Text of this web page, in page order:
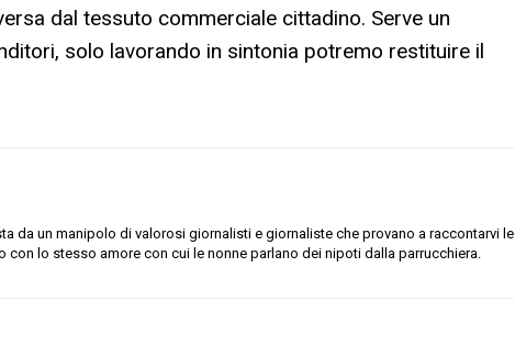
dal tessuto commerciale cittadino. Serve un
solo lavorando in sintonia potremo restituire il
da un manipolo di valorosi giornalisti e giornaliste che provano a raccontarvi le
con lo stesso amore con cui le nonne parlano dei nipoti dalla parrucchiera.